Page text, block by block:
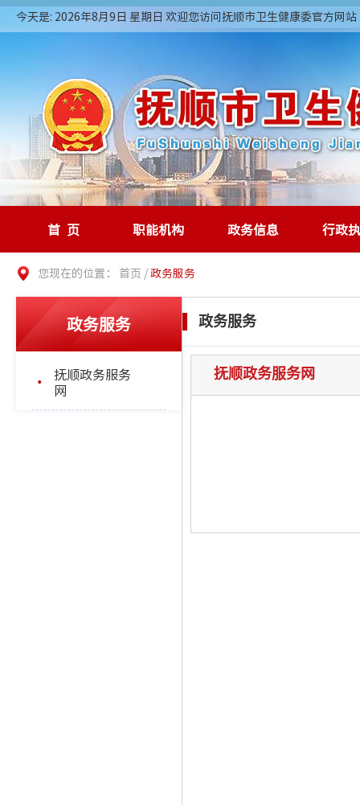
今天是: 2026年8月9日 星期日 欢迎您访问抚顺市卫生健康委官方网站
首页 职能机构 政务信息 行政
您现在的位置： 首页 /政务服务
政务服务
抚顺政务服务
网
政务服务
抚顺政务服务网